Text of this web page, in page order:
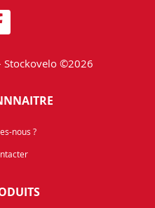
Stockovelo ©2026
nous ?